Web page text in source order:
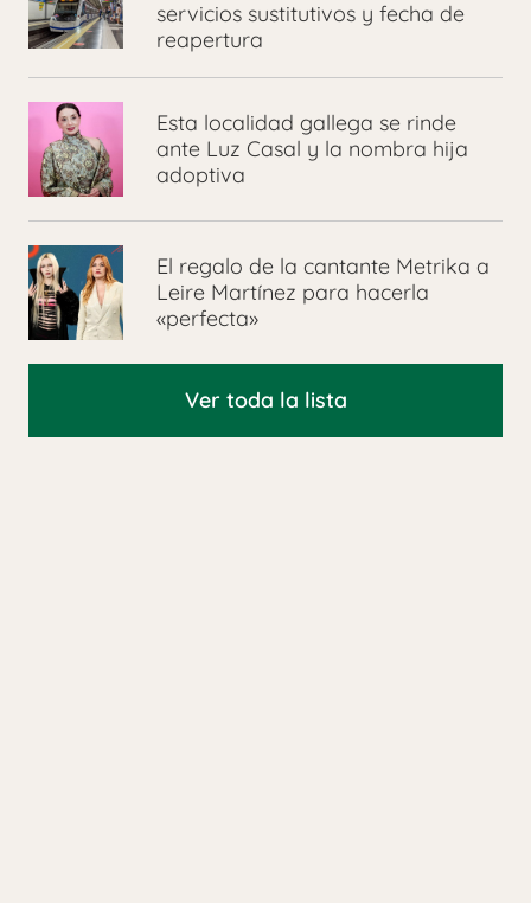
servicios sustitutivos y fecha de
reapertura
Esta localidad gallega se rinde
ante Luz Casal y la nombra hija
adoptiva
El regalo de la cantante Metrika a
Leire Martínez para hacerla
«perfecta»
Ver toda la lista